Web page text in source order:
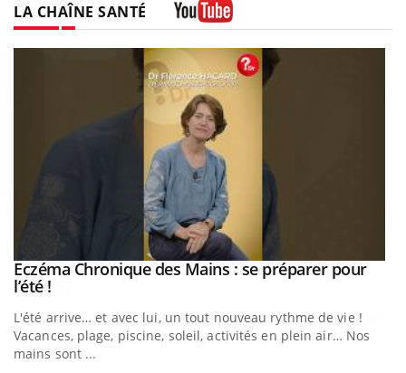
LA CHAÎNE SANTÉ
Youtube
Eczéma Chronique des Mains : se préparer pour
l’été !Youtube
L'été arrive… et avec lui, un tout nouveau rythme de vie !
Vacances, plage, piscine, soleil, activités en plein air… Nos
mains sont ...